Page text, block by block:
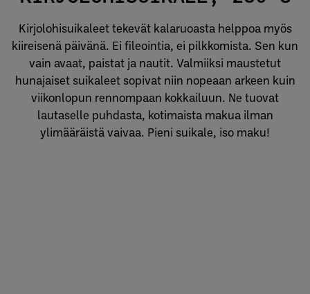
Kirjolohisuikaleet tekevät kalaruoasta helppoa myös
kiireisenä päivänä. Ei fileointia, ei pilkkomista. Sen kun
vain avaat, paistat ja nautit. Valmiiksi maustetut
hunajaiset suikaleet sopivat niin nopeaan arkeen kuin
viikonlopun rennompaan kokkailuun. Ne tuovat
lautaselle puhdasta, kotimaista makua ilman
ylimääräistä vaivaa. Pieni suikale, iso maku!